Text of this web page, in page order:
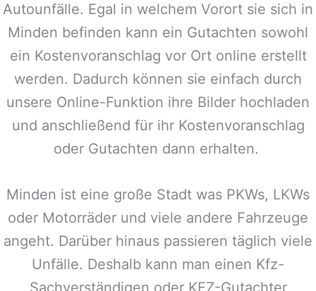
Autounfälle. Egal in welchem Vorort sie sich in
Minden befinden kann ein Gutachten sowohl
ein Kostenvoranschlag vor Ort online erstellt
werden. Dadurch können sie einfach durch
unsere Online-Funktion ihre Bilder hochladen
und anschließend für ihr Kostenvoranschlag
oder Gutachten dann erhalten.
Minden ist eine große Stadt was PKWs, LKWs
oder Motorräder und viele andere Fahrzeuge
angeht. Darüber hinaus passieren täglich viele
Unfälle. Deshalb kann man einen Kfz-